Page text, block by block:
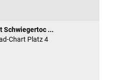
Schwiegertoc ...
Chart Platz 4